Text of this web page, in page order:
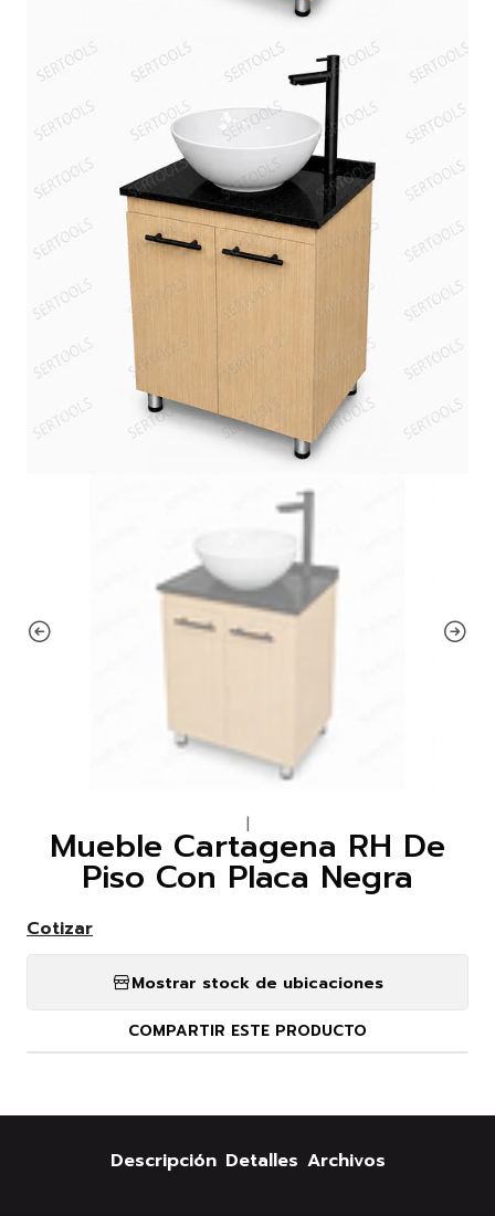
|
Mueble Cartagena RH De
Piso Con Placa Negra
Cotizar
Mostrar stock de ubicaciones
COMPARTIR ESTE PRODUCTO
Descripción Detalles Archivos